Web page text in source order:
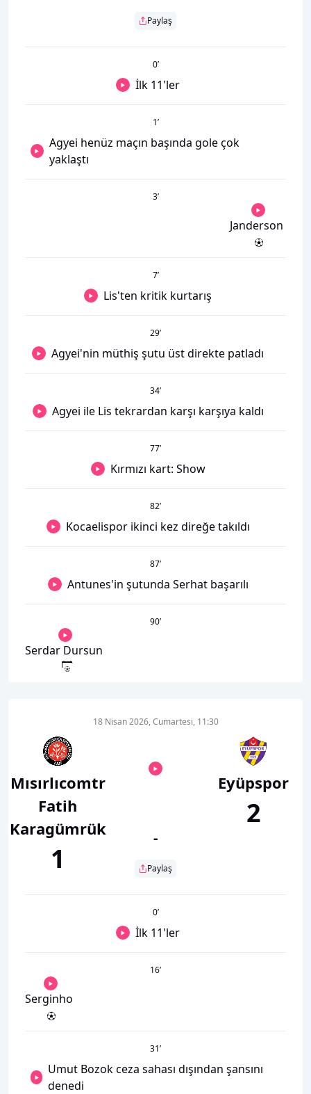
Paylaş
0’
İlk 11'ler
1’
Agyei henüz maçın başında gole çok
yaklaştı
3’
Janderson
7’
Lis'ten kritik kurtarış
29’
Agyei'nin müthiş şutu üst direkte patladı
34’
Agyei ile Lis tekrardan karşı karşıya kaldı
77’
Kırmızı kart: Show
82’
Kocaelispor ikinci kez direğe takıldı
87’
Antunes'in şutunda Serhat başarılı
90’
Serdar Dursun
Mısırlıcomtr
Fatih
Karagümrük
1
18 Nisan 2026, Cumartesi, 11:30
-
Paylaş
Eyüpspor
2
0’
İlk 11'ler
16’
Serginho
31’
Umut Bozok ceza sahası dışından şansını
denedi